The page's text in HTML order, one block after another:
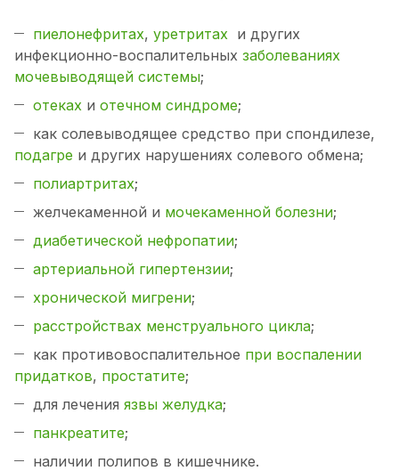
пиелонефритах, уретритах и других
инфекционно-воспалительных заболеваниях
мочевыводящей системы;
отеках и отечном синдроме;
как солевыводящее средство при спондилезе,
подагре и других нарушениях солевого обмена;
полиартритах;
желчекаменной и мочекаменной болезни;
диабетической нефропатии;
артериальной гипертензии;
хронической мигрени;
расстройствах менструального цикла;
как противовоспалительное при воспалении
придатков, простатите;
для лечения язвы желудка;
панкреатите;
наличии полипов в кишечнике.